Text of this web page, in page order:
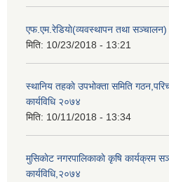
एफ.एम.रेडियाे(व्यवस्थापन तथा सञ्चालन)
मिति: 10/23/2018 - 13:21
स्थानिय तहकाे उपभोक्ता समिति
कार्यविधि २०७४
मिति: 10/11/2018 - 13:34
मुसिकाेट नगरपालिकाकाे कृषि कार्यक्रम
कार्यविधि,२०७४